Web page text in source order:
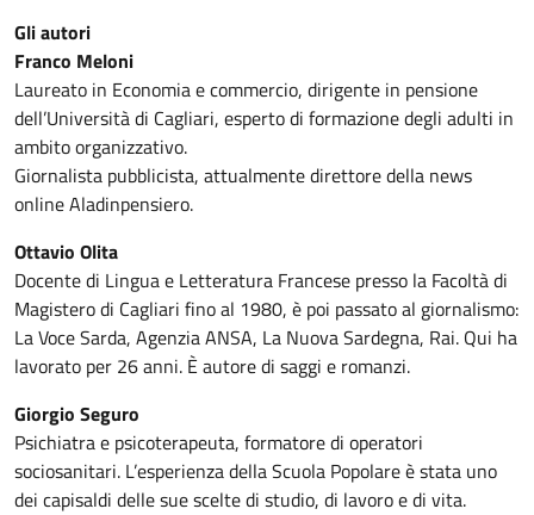
Gli autori
Franco Meloni
Laureato in Economia e commercio, dirigente in pensione
dell’Università di Cagliari, esperto di formazione degli adulti in
ambito organizzativo.
Giornalista pubblicista, attualmente direttore della news
online Aladinpensiero.
Ottavio Olita
Docente di Lingua e Letteratura Francese presso la Facoltà di
Magistero di Cagliari fino al 1980, è poi passato al giornalismo:
La Voce Sarda, Agenzia ANSA, La Nuova Sardegna, Rai. Qui ha
lavorato per 26 anni. È autore di saggi e romanzi.
Giorgio Seguro
Psichiatra e psicoterapeuta, formatore di operatori
sociosanitari. L’esperienza della Scuola Popolare è stata uno
dei capisaldi delle sue scelte di studio, di lavoro e di vita.